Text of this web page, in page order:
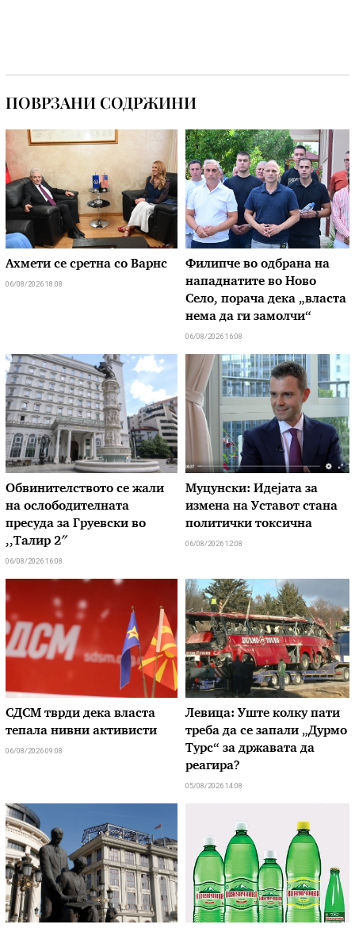
ПОВРЗАНИ СОДРЖИНИ
Ахмети се сретна со Варнс
06/08/2026 18:08
Филипче во одбрана на
нападнатите во Ново
Село, порача дека „власта
нема да ги замолчи“
06/08/2026 16:08
Обвинителството се жали
на ослободителната
пресуда за Груевски во
,,Талир 2″
06/08/2026 16:08
Муцунски: Идејата за
измена на Уставот стана
политички токсична
06/08/2026 12:08
СДСМ тврди дека власта
тепала нивни активисти
06/08/2026 09:08
Левица: Уште колку пати
треба да се запали „Дурмо
Турс“ за државата да
реагира?
05/08/2026 14:08